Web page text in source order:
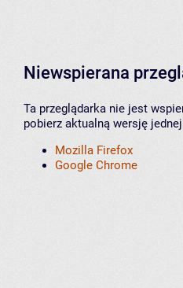
Niewspierana
Ta przeglądarka nie jest
pobierz aktualną wersję
Mozilla Firefox
Google Chrome